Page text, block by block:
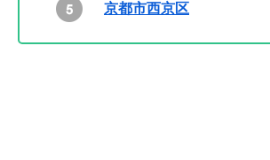
京都市西京区